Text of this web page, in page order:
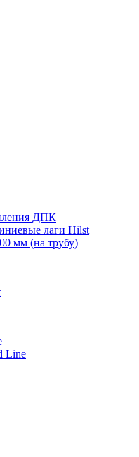
ДПК
лаги Hilst
мм (на трубу)
Line